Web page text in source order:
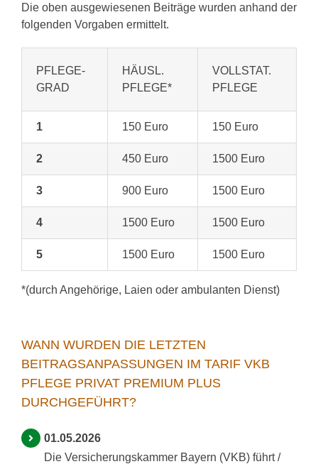
Die oben ausgewiesenen Beiträge wurden anhand der
folgenden Vorgaben ermittelt.
PFLEGE-
GRAD
HÄUSL.
PFLEGE*
VOLLSTAT.
PFLEGE
1 150 Euro 150 Euro
2 450 Euro 1500 Euro
3 900 Euro 1500 Euro
4 1500 Euro 1500 Euro
5 1500 Euro 1500 Euro
*(durch Angehörige, Laien oder ambulanten Dienst)
WANN WURDEN DIE LETZTEN
BEITRAGSANPASSUNGEN IM TARIF VKB
PFLEGE PRIVAT PREMIUM PLUS
DURCHGEFÜHRT?
01.05.2026
Die Versicherungskammer Bayern (VKB) führt /